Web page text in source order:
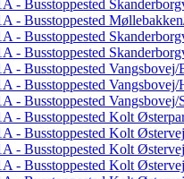
- Busstoppested
- Busstoppested
- Busstoppested
- Busstoppested
- Busstoppested
- Busstoppested
- Busstoppested
- Busstoppested Kolt
- Busstoppested Kolt
- Busstoppested Kolt
- Busstoppested Kolt